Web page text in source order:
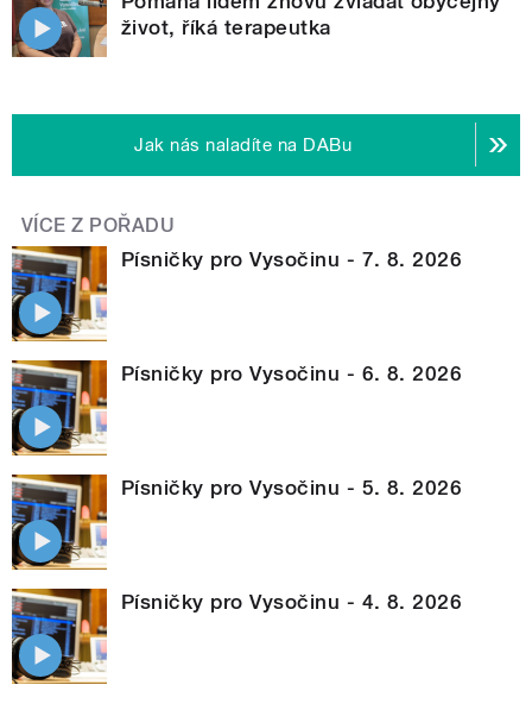
život, říká terapeutka
Jak nás naladíte na DABu
VÍCE Z POŘADU
Písničky pro Vysočinu - 7. 8. 2026
Písničky pro Vysočinu - 6. 8. 2026
Písničky pro Vysočinu - 5. 8. 2026
Písničky pro Vysočinu - 4. 8. 2026